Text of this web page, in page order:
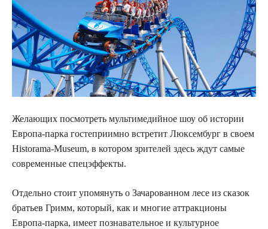
Желающих посмотреть мультимедийное шоу об истории
Европа-парка гостеприимно встретит Люксембург в своем
Historama-Museum, в котором зрителей здесь ждут самые
современные спецэффекты.
Отдельно стоит упомянуть о Зачарованном лесе из сказок
братьев Гримм, который, как и многие аттракционы
Европа-парка, имеет познавательное и культурное